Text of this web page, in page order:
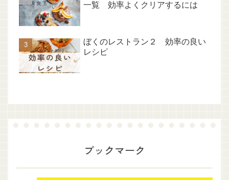
一覧 効率よくクリアするには
ぼくのレストラン２ 効率の良い
レシピ
ブックマーク